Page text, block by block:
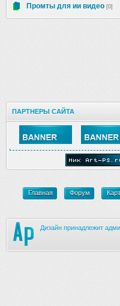
Промты для ии видео [0]
ПАРТНЕРЫ САЙТА
Главная Форум
Дизайн принадлежит